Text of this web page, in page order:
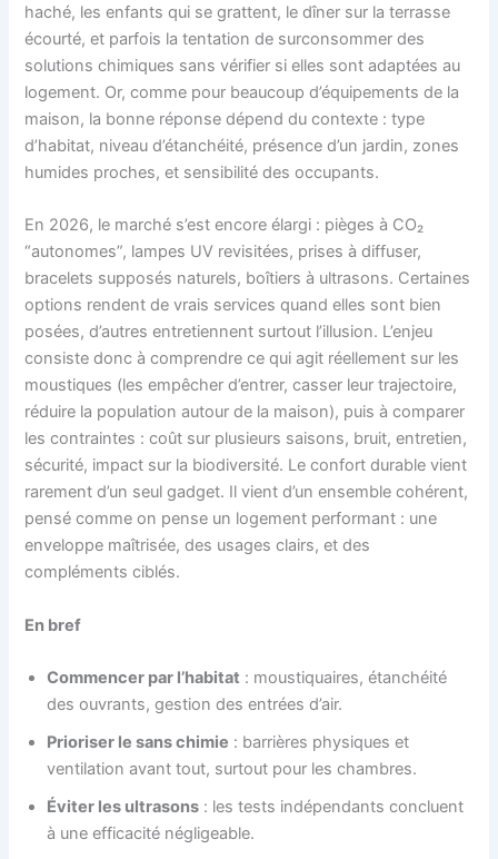
haché, les enfants qui se grattent, le dîner sur la terrasse
écourté, et parfois la tentation de surconsommer des
solutions chimiques sans vérifier si elles sont adaptées au
logement. Or, comme pour beaucoup d’équipements de la
maison, la bonne réponse dépend du contexte : type
d’habitat, niveau d’étanchéité, présence d’un jardin, zones
humides proches, et sensibilité des occupants.
En 2026, le marché s’est encore élargi : pièges à CO₂
“autonomes”, lampes UV revisitées, prises à diffuser,
bracelets supposés naturels, boîtiers à ultrasons. Certaines
options rendent de vrais services quand elles sont bien
posées, d’autres entretiennent surtout l’illusion. L’enjeu
consiste donc à comprendre ce qui agit réellement sur les
moustiques (les empêcher d’entrer, casser leur trajectoire,
réduire la population autour de la maison), puis à comparer
les contraintes : coût sur plusieurs saisons, bruit, entretien,
sécurité, impact sur la biodiversité. Le confort durable vient
rarement d’un seul gadget. Il vient d’un ensemble cohérent,
pensé comme on pense un logement performant : une
enveloppe maîtrisée, des usages clairs, et des
compléments ciblés.
En bref
Commencer par l’habitat : moustiquaires, étanchéité
des ouvrants, gestion des entrées d’air.
Prioriser le sans chimie : barrières physiques et
ventilation avant tout, surtout pour les chambres.
Éviter les ultrasons : les tests indépendants concluent
à une efficacité négligeable.